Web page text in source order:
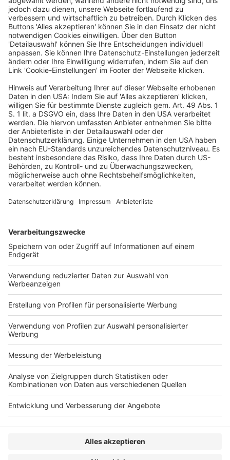
Sie kritisieren, dass der Bundestagsbeschluss die
zahlreichen Änderungsvorschläge des Bundesrates
aus dessen ausführlicher Stellungnahme im ersten
Durchgang zum zugrundeliegenden Gesetzentwurf der
Bundesregierung nur punktuell übernommen hat. Auch
aufgrund der vielen kurzfristigen Ergänzungen im
Ziel des vom Bundestag am 17.11.2023
verabschiedeten Gesetzes ist es, die
Wettbewerbsfähigkeit des Standorts Deutschland zu
stärken. Eine Investitionsprämie als zentrales Element
soll die Transformation der Wirtschaft fördern und die
Standortbedingungen mit steuerlichen Anreizen für
Investitionen in saubere und klimafreundliche
Technologien verbessern.
Bundesrat
Vermittlungsausschuss
Wachstumschancengesetz
Bilanzrecht und Betriebswirtschaft
Beitragsnavigation
« BFH: Antrag auf Günstigerprüfung als rückwirkendes
BAG: Urlaubsabgeltung – Arbeitnehmerbegriff im
Urlaubsrecht – Rechtswegzuständigkeit »
VERLAG
MEDIADATEN